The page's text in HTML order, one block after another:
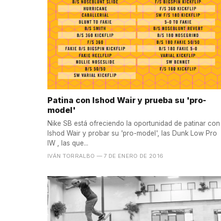
Patina con Ishod Wair y prueba su 'pro-
model'
Nike SB está ofreciendo la oportunidad de patinar con
Ishod Wair y probar su 'pro-model', las Dunk Low Pro
IW , las que...
IVÁN TORRALBO — 7 DE ENERO DE 2016